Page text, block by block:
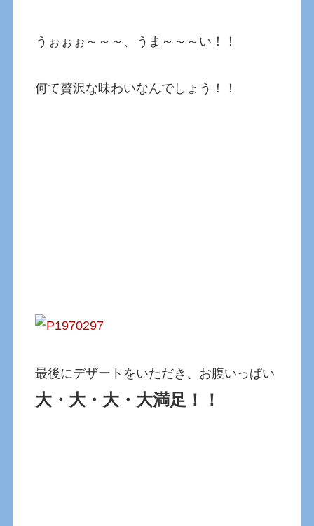
うぉぉぉ～～～、うま～～～い！！
何て贅沢な味わいなんでしょう！！
最後にデザートをいただき、お腹いっぱい
大・大・大・大満足！！